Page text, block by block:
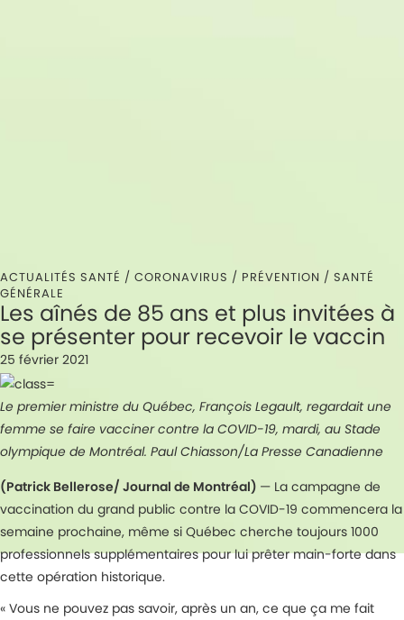
ACTUALITÉS SANTÉ / CORONAVIRUS / PRÉVENTION / SANTÉ
GÉNÉRALE
Les aînés de 85 ans et plus invitées à
se présenter pour recevoir le vaccin
25 février 2021
Le premier ministre du Québec, François Legault, regardait une
femme se faire vacciner contre la COVID-19, mardi, au Stade
olympique de Montréal. Paul Chiasson/La Presse Canadienne
(Patrick Bellerose/ Journal de Montréal) — La campagne de
vaccination du grand public contre la COVID-19 commencera la
semaine prochaine, même si Québec cherche toujours 1000
professionnels supplémentaires pour lui prêter main-forte dans
cette opération historique.
« Vous ne pouvez pas savoir, après un an, ce que ça me fait